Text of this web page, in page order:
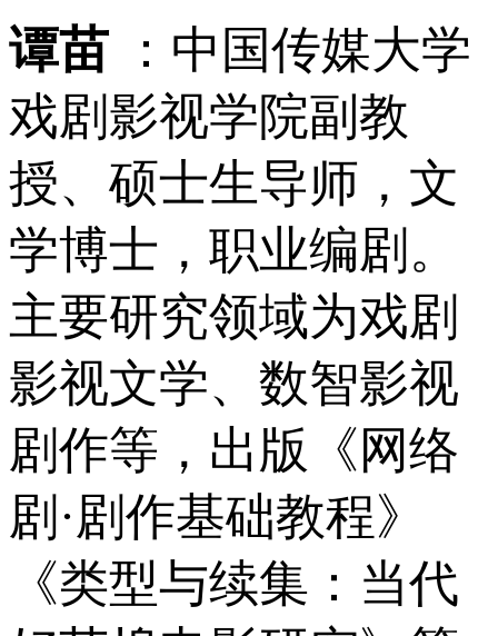
谭苗 ：中国传媒大学
戏剧影视学院副教
授、硕士生导师，文
学博士，职业编剧。
主要研究领域为戏剧
影视文学、数智影视
剧作等，出版《网络
剧·剧作基础教程》
《类型与续集：当代